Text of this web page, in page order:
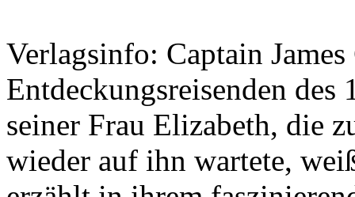
Verlagsinfo: Captain
Entdeckungsreisenden des
seiner Frau Elizabeth, die
wieder auf ihn wartete,